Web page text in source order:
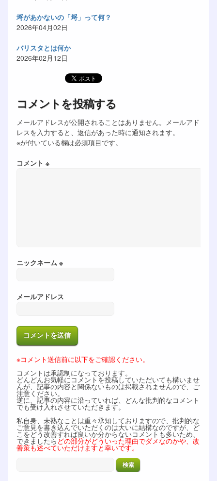
埒があかないの「埒」って何？
2026年04月02日
バリスタとは何か
2026年02月12日
コメントを投稿する
メールアドレスが公開されることはありません。メールアド
レスを入力すると、返信があった時に通知されます。
※が付いている欄は必須項目です。
コメント ※
ニックネーム ※
メールアドレス
※コメント送信前に以下をご確認ください。
コメントは承認制になっております。
どんどんお気軽にコメントを投稿していただいても構いませ
んが、記事の内容と関係ないものは掲載されませんので、ご
注意ください。
逆に、記事の内容に沿っていれば、どんな批判的なコメント
でも受け入れさせていただきます。
私自身、未熟なことは重々承知しておりますので、批判的な
ご意見を書き込んでいただくのは大いに結構なのですが、ど
こをどう改善すれば良いか分からないコメントも多いため、
できましたら どの部分がどういった理由でダメなのかや、改
善策も述べていただけますと幸いです。